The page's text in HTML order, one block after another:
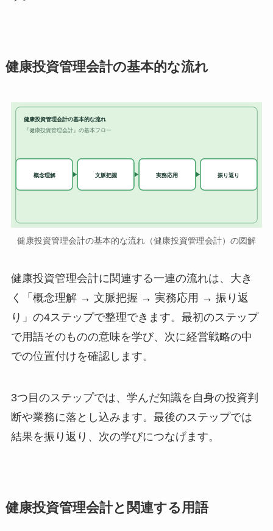
健康投資管理会計の基本的な流れ
健康投資管理会計の基本的な流れ
『健康投資管理会計』の基本フロー
概念理解 文脈把握 実務応用 振り返り
健康投資管理会計の基本的な流れ（健康投資管理会計）の図解
健康投資管理会計に関連する一連の流れは、大き
く「概念理解 → 文脈把握 → 実務応用 → 振り返
り」の4ステップで整理できます。最初のステップ
で用語そのものの意味を学び、次に経営戦略の中
での位置付けを確認します。
3つ目のステップでは、学んだ知識を自身の投資判
断や業務に落とし込みます。最後のステップでは
結果を振り返り、次の学びにつなげます。
健康投資管理会計と関連する用語